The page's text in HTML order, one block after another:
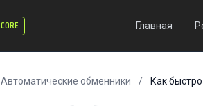
CORE Главная
Автоматические обменники / Как